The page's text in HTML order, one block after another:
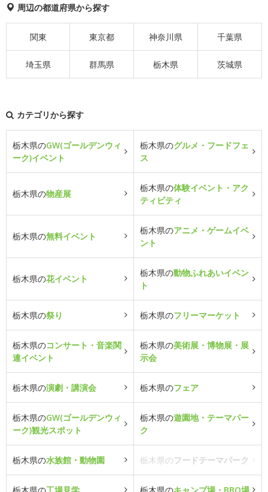
周辺の都道府県から探す
関東 東京都 神奈川県 千葉県
埼玉県 群馬県 栃木県 茨城県
カテゴリから探す
栃木県のGW(ゴールデンウィ
ーク)イベント
栃木県のグルメ・フードフェ
ス
栃木県の物産展
栃木県の体験イベント・アク
ティビティ
栃木県の無料イベント
栃木県のアニメ・ゲームイベ
ント
栃木県の花イベント
栃木県の動物ふれあいイベン
ト
栃木県の祭り 栃木県のフリーマーケット
栃木県のコンサート・音楽関
連イベント
栃木県の美術展・博物展・展
示会
栃木県の演劇・講演会 栃木県のフェア
栃木県のGW(ゴールデンウィ
ーク)観光スポット
栃木県の遊園地・テーマパー
ク
栃木県の水族館・動物園 栃木県のフードテーマパーク
栃木県の工場見学 栃木県のキャンプ場・BBQ場